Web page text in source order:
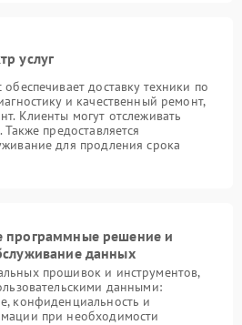
услуг
доставку техники по
и качественный ремонт,
Клиенты могут отслеживать
предоставляется
для продления срока
программные решение и
данных
прошивок и инструментов,
данными:
конфиденциальность и
при необходимости